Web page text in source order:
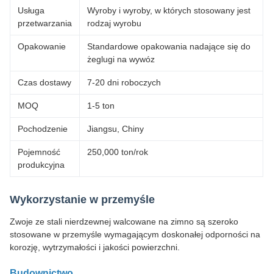
Usługa
przetwarzania
Wyroby i wyroby, w których stosowany jest
rodzaj wyrobu
Opakowanie
Standardowe opakowania nadające się do
żeglugi na wywóz
Czas dostawy 7-20 dni roboczych
MOQ 1-5 ton
Pochodzenie Jiangsu, Chiny
Pojemność
produkcyjna
250,000 ton/rok
Wykorzystanie w przemyśle
Zwoje ze stali nierdzewnej walcowane na zimno są szeroko
stosowane w przemyśle wymagającym doskonałej odporności na
korozję, wytrzymałości i jakości powierzchni.